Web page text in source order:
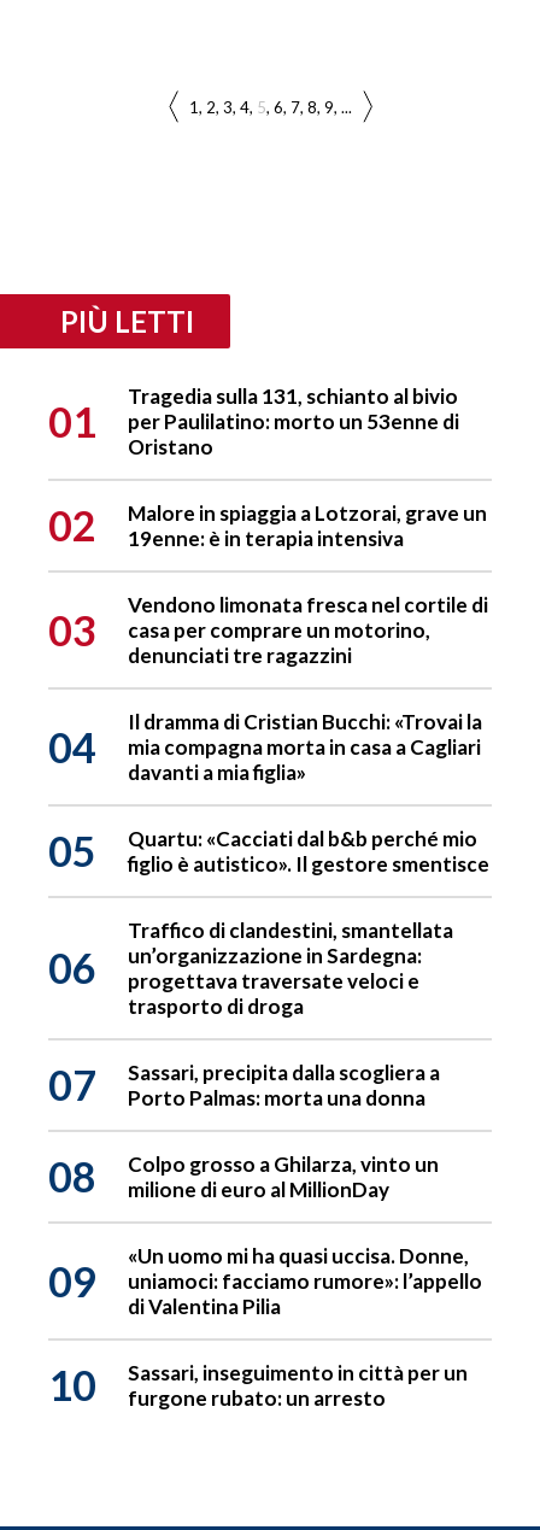
1 2 3 4 5 6 7 8 9 ...
PIÙ LETTI
01
Tragedia sulla 131, schianto al bivio
per Paulilatino: morto un 53enne di
Oristano
02
Malore in spiaggia a Lotzorai, grave un
19enne: è in terapia intensiva
03
Vendono limonata fresca nel cortile di
casa per comprare un motorino,
denunciati tre ragazzini
04
Il dramma di Cristian Bucchi: «Trovai la
mia compagna morta in casa a Cagliari
davanti a mia figlia»
05
Quartu: «Cacciati dal b&b perché mio
figlio è autistico». Il gestore smentisce
06
Traffico di clandestini, smantellata
un’organizzazione in Sardegna:
progettava traversate veloci e
trasporto di droga
07
Sassari, precipita dalla scogliera a
Porto Palmas: morta una donna
08
Colpo grosso a Ghilarza, vinto un
milione di euro al MillionDay
09
«Un uomo mi ha quasi uccisa. Donne,
uniamoci: facciamo rumore»: l’appello
di Valentina Pilia
10
Sassari, inseguimento in città per un
furgone rubato: un arresto